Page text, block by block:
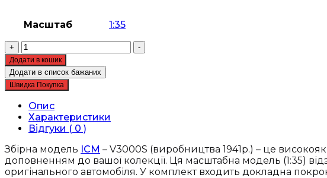
Масштаб 1:35
+
Збірна
модель
ICM
-
V3000S
(виробництва
1941р.),
німецький
вантажний
автомобіль
(35411)
кількість
-
Додати в кошик
Додати в список бажаних
Швидка Покупка
Опис
Характеристики
Відгуки ( 0 )
Збірна модель ICM – V3000S (виробництва 1941р.) – це
доповненням до вашої колекції. Ця масштабна модель (1:35)
оригінального автомобіля. У комплект входить докладна